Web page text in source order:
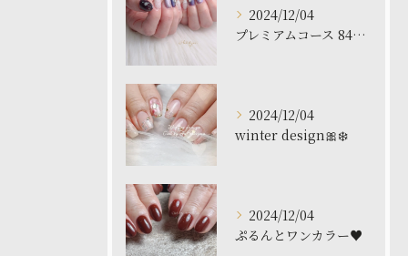
2024/12/04
プレミアムコース 8480円
2024/12/04
winter design🎀❄️
2024/12/04
ぷるんとワンカラー♥️